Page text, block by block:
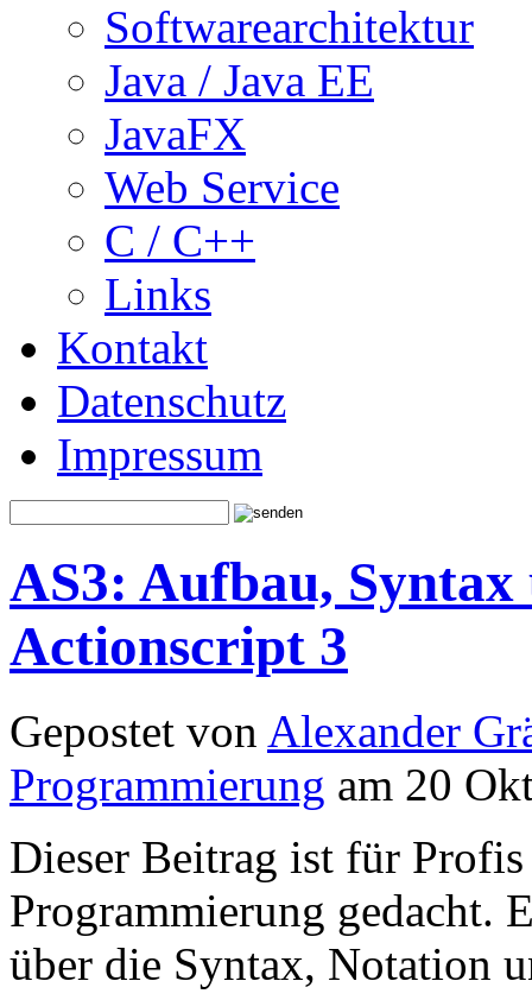
Softwarearchitektur
Java / Java EE
JavaFX
Web Service
C / C++
Links
Kontakt
Datenschutz
Impressum
AS3: Aufbau,
Actionscript 3
Gepostet von Alexander
Programmierung am 20
Dieser Beitrag ist für
Programmierung gedacht.
über die Syntax, Notation